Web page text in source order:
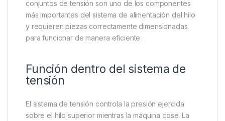
conjuntos de tensión son uno de los componentes
más importantes del sistema de alimentación del hilo
y requieren piezas correctamente dimensionadas
para funcionar de manera eficiente.
Función dentro del sistema de
tensión
El sistema de tensión controla la presión ejercida
sobre el hilo superior mientras la máquina cose. La